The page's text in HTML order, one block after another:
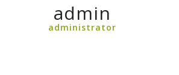
admin
administrator